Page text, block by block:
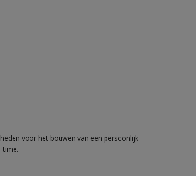
voor het bouwen van een persoonlijk
time.